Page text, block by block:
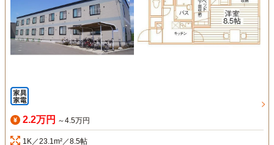
2.2万円 ～4.5万円
1K／23.1m²／8.5帖